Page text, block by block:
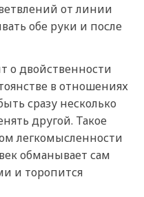
от линии
обе руки и после
о двойственности
в отношениях
сразу несколько
другой. Такое
легкомысленности
обманывает сам
и торопится